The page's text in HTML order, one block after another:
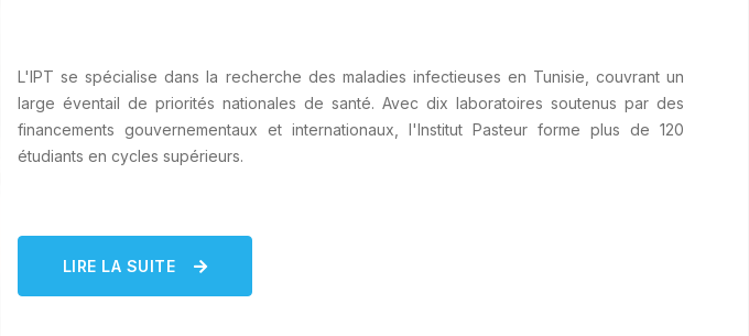
L'IPT se spécialise dans la recherche des maladies infectieuses en Tunisie, couvrant un
large éventail de priorités nationales de santé. Avec dix laboratoires soutenus par des
financements gouvernementaux et internationaux, l'Institut Pasteur forme plus de 120
étudiants en cycles supérieurs.
LIRE LA SUITE